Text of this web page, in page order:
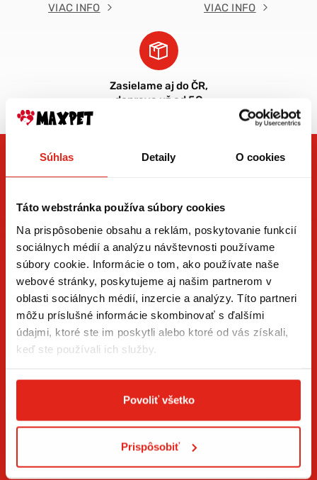
Súhlas Detaily O cookies
Táto webstránka používa súbory cookies
Na prispôsobenie obsahu a reklám, poskytovanie funkcií
sociálnych médií a analýzu návštevnosti používame
súbory cookie. Informácie o tom, ako používate naše
webové stránky, poskytujeme aj našim partnerom v
oblasti sociálnych médií, inzercie a analýzy. Títo partneri
môžu príslušné informácie skombinovať s ďalšími
údajmi, ktoré ste im poskytli alebo ktoré od vás získali,
keď ste používali ich služby.
Povoliť všetko
Prispôsobiť
VIAC INFO
VIAC INFO
Zasielame aj do ČR,
doprava už od 5€
ZÍSKAJTE NOVINKY AKO PRVÝ
Prihláste sa na odber newslettera a buďte prvý, kto má
novinky.
spracovaním osobných údajov
PRIHLÁSIŤ SA